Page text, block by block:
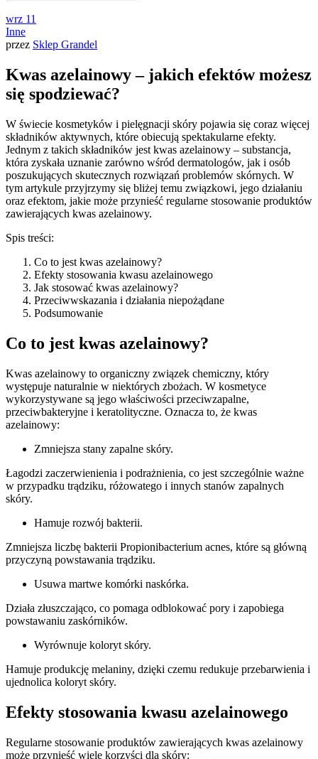
wrz 11
Inne
przez Sklep Grandel
Kwas azelainowy – jakich efektów możesz
się spodziewać?
W świecie kosmetyków i pielęgnacji skóry pojawia się coraz więcej
składników aktywnych, które obiecują spektakularne efekty.
Jednym z takich składników jest kwas azelainowy – substancja,
która zyskała uznanie zarówno wśród dermatologów, jak i osób
poszukujących skutecznych rozwiązań problemów skórnych. W
tym artykule przyjrzymy się bliżej temu związkowi, jego działaniu
oraz efektom, jakie może przynieść regularne stosowanie produktów
zawierających kwas azelainowy.
Spis treści:
Co to jest kwas azelainowy?
Efekty stosowania kwasu azelainowego
Jak stosować kwas azelainowy?
Przeciwwskazania i działania niepożądane
Podsumowanie
Co to jest kwas azelainowy?
Kwas azelainowy to organiczny związek chemiczny, który
występuje naturalnie w niektórych zbożach. W kosmetyce
wykorzystywane są jego właściwości przeciwzapalne,
przeciwbakteryjne i keratolityczne. Oznacza to, że kwas
azelainowy:
Zmniejsza stany zapalne skóry.
Łagodzi zaczerwienienia i podrażnienia, co jest szczególnie ważne
w przypadku trądziku, różowatego i innych stanów zapalnych
skóry.
Hamuje rozwój bakterii.
Zmniejsza liczbę bakterii Propionibacterium acnes, które są główną
przyczyną powstawania trądziku.
Usuwa martwe komórki naskórka.
Działa złuszczająco, co pomaga odblokować pory i zapobiega
powstawaniu zaskórników.
Wyrównuje koloryt skóry.
Hamuje produkcję melaniny, dzięki czemu redukuje przebarwienia i
ujednolica koloryt skóry.
Efekty stosowania kwasu azelainowego
Regularne stosowanie produktów zawierających kwas azelainowy
może przynieść wiele korzyści dla skóry: